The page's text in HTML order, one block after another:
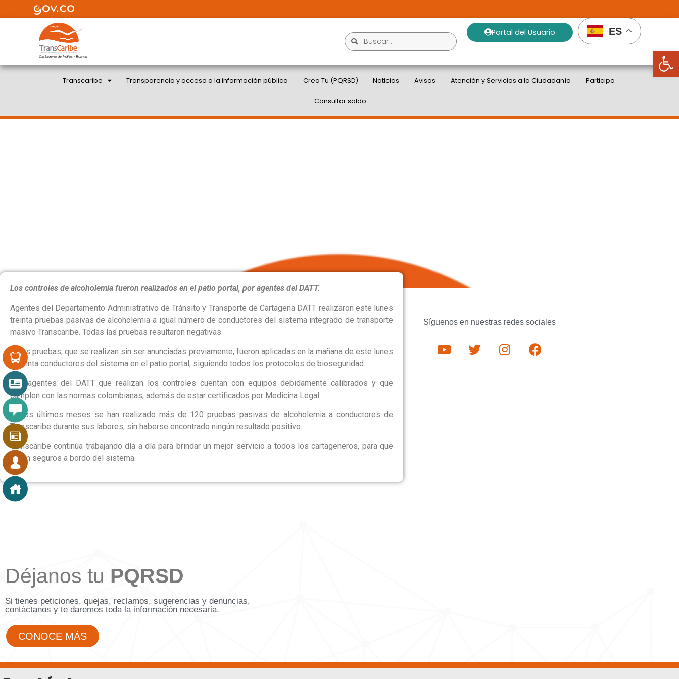
Abrir
Cartagena de Indias - Bolivar
Portal del Usuario ES
Transcaribe Transparencia y acceso a la información pública Crea Tu (PQRSD) Noticias Avisos Atención y Servicios a la Ciudadanía Participa
Consultar saldo
Los controles de alcoholemia fueron realizados en el patio portal, por agentes del DATT.
Agentes del Departamento Administrativo de Tránsito y Transporte de Cartagena DATT realizaron este lunes
treinta pruebas pasivas de alcoholemia a igual número de conductores del sistema integrado de transporte
masivo Transcaribe. Todas las pruebas resultaron negativas.
Estas pruebas, que se realizan sin ser anunciadas previamente, fueron aplicadas en la mañana de este lunes
a treinta conductores del sistema en el patio portal, siguiendo todos los protocolos de bioseguridad.
Los agentes del DATT que realizan los controles cuentan con equipos debidamente calibrados y que
cumplen con las normas colombianas, además de estar certificados por Medicina Legal.
En los últimos meses se han realizado más de 120 pruebas pasivas de alcoholemia a conductores de
Transcaribe durante sus labores, sin haberse encontrado ningún resultado positivo.
Transcaribe continúa trabajando día a día para brindar un mejor servicio a todos los cartageneros, para que
viajen seguros a bordo del sistema.
Síguenos en nuestras redes sociales
Déjanos tu PQRSD
Si tienes peticiones, quejas, reclamos, sugerencias y denuncias,
contáctanos y te daremos toda la información necesaria.
CONOCE MÁS